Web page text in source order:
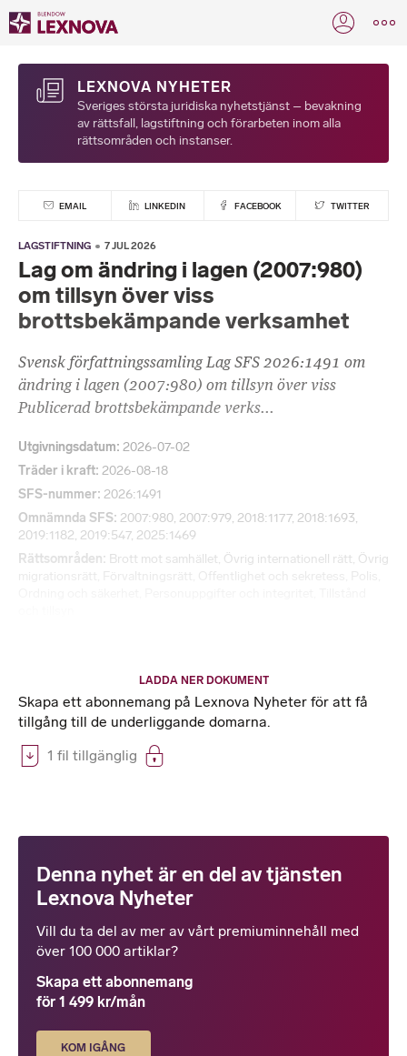
LEXNOVA NYHETER
Sveriges största juridiska nyhetstjänst – bevakning
av rättsfall, lagstiftning och förarbeten inom alla
rättsområden och instanser.
EMAIL LINKEDIN FACEBOOK TWITTER
LAGSTIFTNING 7 JUL 2026
Lag om ändring i lagen (2007:980)
om tillsyn över viss
brottsbekämpande verksamhet
Svensk författningssamling Lag SFS 2026:1491 om
ändring i lagen (2007:980) om tillsyn över viss
Publicerad brottsbekämpande verks...
Utgivningsdatum 2026-07-02
Träder i kraft 2026-08-18
SFS-nummer 2026:1491
Omnämnda SFS 2007:980, 2007:979, 2018:1177, 2018:1693,
2019:1182, 2019:547, 2025:1469
Rättsområden Brott mot samhället, Övrig internationell rätt, Övrig
LADDA NER DOKUMENT
Skapa ett abonnemang på Lexnova Nyheter för att få
tillgång till de underliggande domarna.
1 fil tillgänglig
Denna nyhet är en del av tjänsten
Lexnova Nyheter
Vill du ta del av mer av vårt premiuminnehåll med
över 100 000 artiklar?
Skapa ett abonnemang
för 1 499 kr/mån
KOM IGÅNG